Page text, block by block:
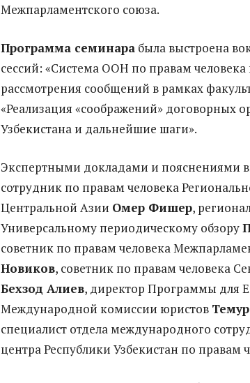
Межпарламентского союза.
Программа семинара была выстроена
сессий: «Система ООН по правам
рассмотрения сообщений в рамках
«Реализация «соображений» договорных
Узбекистана и дальнейшие шаги».
Экспертными докладами и пояснениями
сотрудник по правам человека
Центральной Азии Омер Фишер,
Универсальному периодическому обзору
советник по правам человека
Новиков, советник по правам человека
Бехзод Алиев, директор Программы для
Международной комиссии юристов
специалист отдела международного
центра Республики Узбекистан по правам